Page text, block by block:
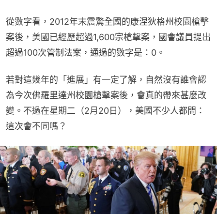
從數字看，2012年末震驚全國的康涅狄格州校園槍擊
案後，美國已經歷超過1,600宗槍擊案，國會議員提出
超過100次管制法案，通過的數字是：0。
若對這幾年的「進展」有一定了解，自然沒有誰會認
為今次佛羅里達州校園槍擊案後，會真的帶來甚麼改
變。不過在星期二（2月20日），美國不少人都問：
這次會不同嗎？